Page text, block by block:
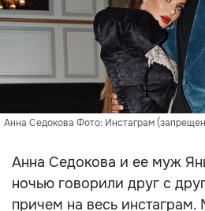
Анна Седокова Фото: Инстаграм
Анна Седокова и ее муж
ночью говорили друг с
причем на весь